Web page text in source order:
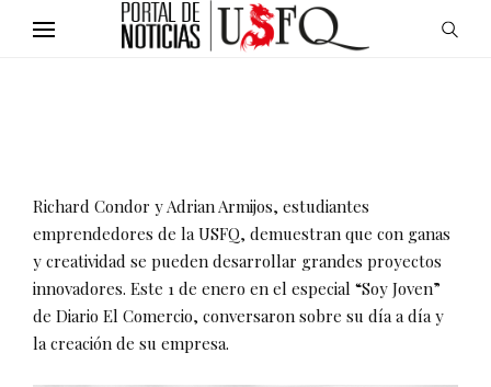
Richard Condor y Adrian Armijos, estudiantes
emprendedores de la USFQ, demuestran que con ganas
y creatividad se pueden desarrollar grandes proyectos
innovadores. Este 1 de enero en el especial “Soy Joven”
de Diario El Comercio, conversaron sobre su día a día y
la creación de su empresa.